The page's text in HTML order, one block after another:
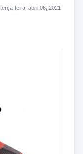
feira, abril 06, 2021